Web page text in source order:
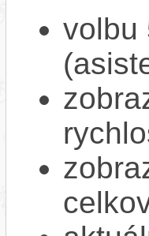
volbu